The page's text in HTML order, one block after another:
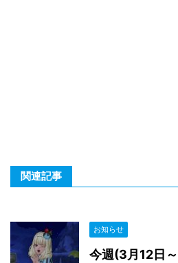
関連記事
お知らせ
今週(3月12日